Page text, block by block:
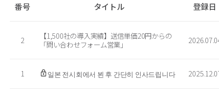
番号 タイトル 登録日
2
【1,500社の導入実績】送信単価20円からの
「問い合わせフォーム営業」
1 일본 전시회에서 뵌 후 간단히 인사드립니다